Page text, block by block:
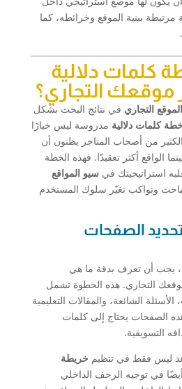
ببنية الموقع وخرائطه، كما
كلمات دلالية
موقعك التجاري؟
التجاري في نتائج البحث بشكل
كلمات دلالية مدروسة ليس خيارًا
من أصحاب المتاجر يظنون أن
الواقع أكثر تعقيدًا. فهذه الخطة
استراتيجيتك في سيو المواقع
وتواكب تغيّر سلوك المستخدم
الصفحات
يجب أن تعرف بدقة ما هي
التجاري. هذه الخطوة تشمل
الشائعة، والمقالات التعليمية
الصفحات يحتاج إلى كلمات
التسويقية.
ليس فقط في تنظيم خريطة
في توجيه الزحف الداخلي